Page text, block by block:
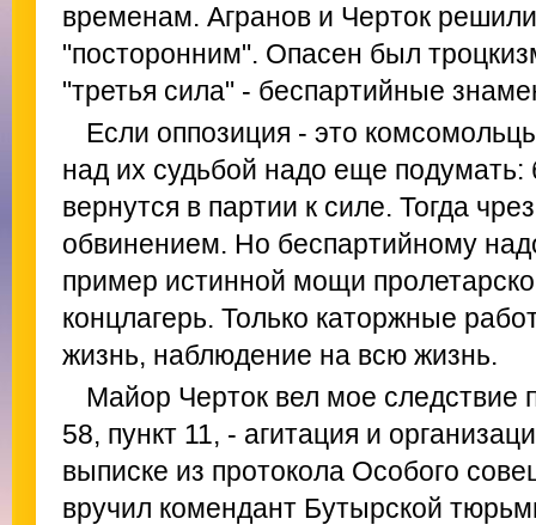
временам. Агранов и Черток
"посторонним". Опасен был
"третья сила" - беспартийные
Если оппозиция - это
над их судьбой надо еще подумать:
вернутся в партии к силе. Тогда
обвинением. Но беспартийному
пример истинной мощи
концлагерь. Только каторжные
жизнь, наблюдение на всю жизнь.
Майор Черток вел мое следствие
58, пункт 11, - агитация и
выписке из протокола Особого
вручил комендант Бутырской